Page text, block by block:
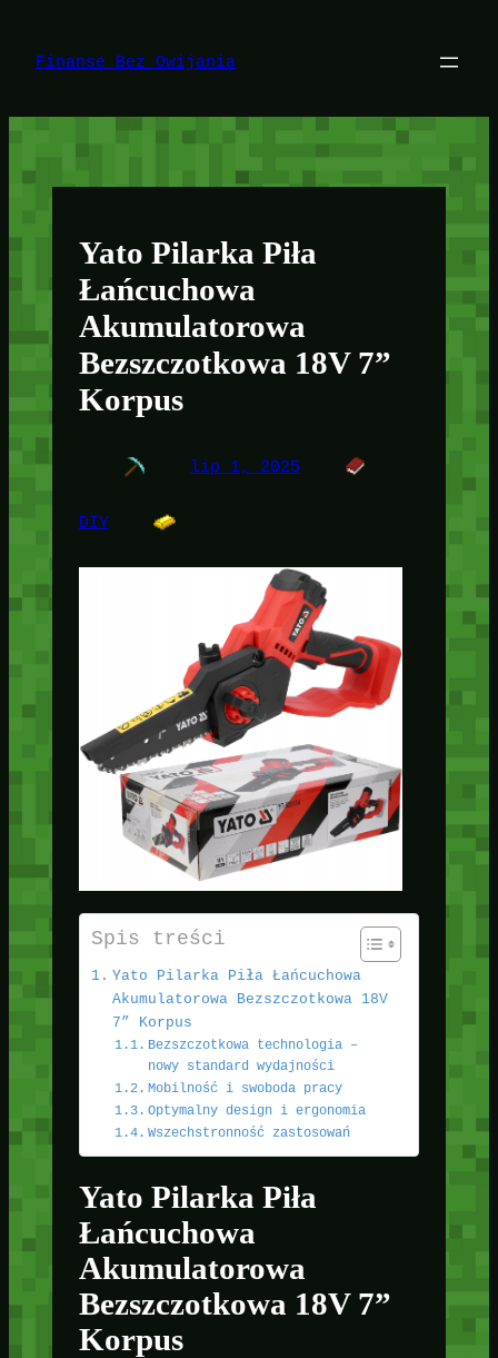
treści
Finanse Bez Owijania
Yato Pilarka Piła
Łańcuchowa
Akumulatorowa
Bezszczotkowa 18V 7”
Korpus
lip 1, 2025
DIY
Spis treści
Yato Pilarka Piła Łańcuchowa
Akumulatorowa Bezszczotkowa 18V
7” Korpus
Bezszczotkowa technologia –
nowy standard wydajności
Mobilność i swoboda pracy
Optymalny design i ergonomia
Wszechstronność zastosowań
Yato Pilarka Piła
Łańcuchowa
Akumulatorowa
Bezszczotkowa 18V 7”
Korpus